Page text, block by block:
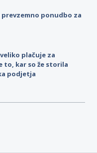
prevzemno ponudbo za
plačuje za
kar so že storila
podjetja